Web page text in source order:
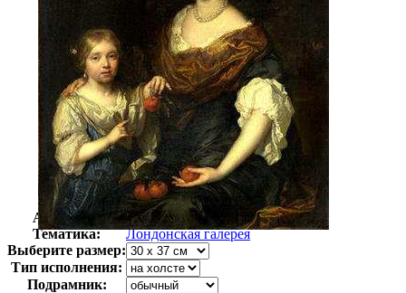
Автор:
Нетшер Каспар
Арт-стиль
Английская живопись
Тематика:
Лондонская галерея
Выберите размер:
Тип исполнения:
Подрамник: